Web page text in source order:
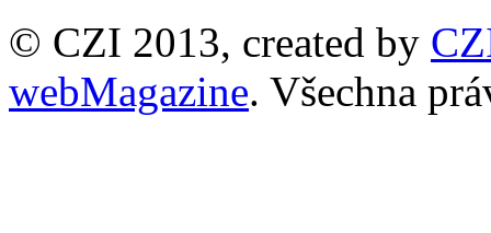
© CZI 2013, created by
webMagazine. Všechna